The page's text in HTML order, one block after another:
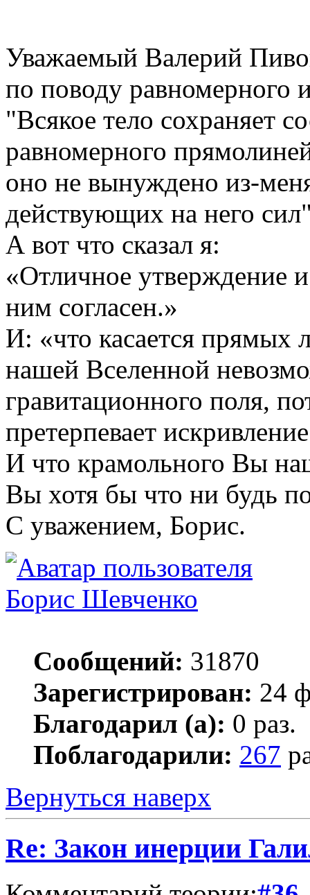
Уважаемый Валерий
по поводу равномерного
"Всякое тело сохраняет
равномерного
оно не вынуждено из-
действующих на него
А вот что сказал я:
«Отличное утверждение
ним согласен.»
И: «что касается прямых
нашей Вселенной
гравитационного поля,
претерпевает
И что крамольного Вы
Вы хотя бы что ни будь
С уважением, Борис.
Борис Шевченко
Сообщений: 31870
Зарегистрирован: 24
Благодарил (а): 0 раз.
Поблагодарили: 267
Вернуться наверх
Re: Закон инерции